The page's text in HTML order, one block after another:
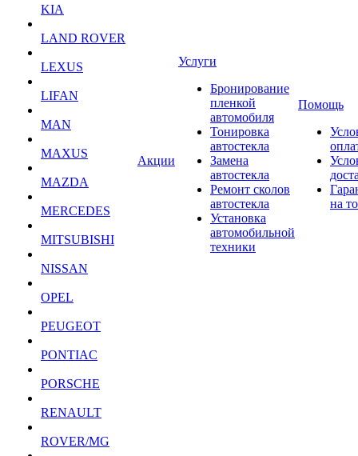
KIA
LAND ROVER
LEXUS
LIFAN
MAN
MAXUS
MAZDA
MERCEDES
MITSUBISHI
NISSAN
OPEL
PEUGEOT
PONTIAC
PORSCHE
RENAULT
ROVER/MG
Акции
Услуги
Бронирование
пленкой
автомобиля
Тонировка
автостекла
Замена
автостекла
Ремонт сколов
автостекла
Установка
автомобильной
техники
Помощь
на